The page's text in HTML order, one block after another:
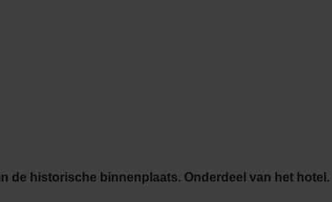
de historische binnenplaats. Onderdeel van het hotel.